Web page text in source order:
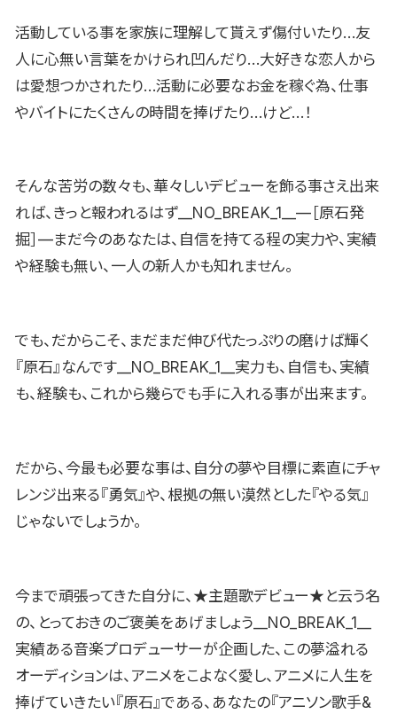
活動している事を家族に理解して貰えず傷付いたり…友
人に心無い言葉をかけられ凹んだり…大好きな恋人から
は愛想つかされたり…活動に必要なお金を稼ぐ為、仕事
やバイトにたくさんの時間を捧げたり…けど…！
そんな苦労の数々も、華々しいデビューを飾る事さえ出来
れば、きっと報われるはず__NO_BREAK_1__—［原石発
掘］—まだ今のあなたは、自信を持てる程の実力や、実績
や経験も無い、一人の新人かも知れません。
でも、だからこそ、まだまだ伸び代たっぷりの磨けば輝く
『原石』なんです__NO_BREAK_1__実力も、自信も、実績
も、経験も、これから幾らでも手に入れる事が出来ます。
だから、今最も必要な事は、自分の夢や目標に素直にチャ
レンジ出来る『勇気』や、根拠の無い漠然とした『やる気』
じゃないでしょうか。
今まで頑張ってきた自分に、★主題歌デビュー★と云う名
の、とっておきのご褒美をあげましょう__NO_BREAK_1__
実績ある音楽プロデューサーが企画した、この夢溢れる
オーディションは、アニメをこよなく愛し、アニメに人生を
捧げていきたい『原石』である、あなたの『アニソン歌手&